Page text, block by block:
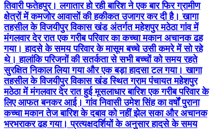
तिवारी फतेहपुर। लगातार हो रही बारिश ने एक बार फिर ग्रामीण
क्षेत्रों में कमजोर आवासों की हकीकत उजागर कर दी है। खागा
तहसील के विजयीपुर विकास खंड अंतर्गत महेशपुर मठेठा गांव में
मंगलवार देर रात एक गरीब परिवार का कच्चा मकान अचानक ढह
गया। हादसे के समय परिवार के मासूम बच्चे उसी कमरे में सो रहे
थे। हालांकि परिजनों की सतर्कता से सभी बच्चों को समय रहते
सुरक्षित निकाल लिया गया और एक बड़ा हादसा टल गया। खागा
तहसील के विजयीपुर विकास खंड स्थित ग्राम पंचायत महेशपुर
मठेठा में मंगलवार देर रात हुई मूसलाधार बारिश एक गरीब परिवार के
लिए आफत बनकर आई। गांव निवासी उमेश सिंह का वर्षों पुराना
कच्चा मकान तेज बारिश के दबाव को नहीं झेल सका और अचानक
भरभराकर ढह गया। प्रत्यक्षदर्शियों के अनुसार हादसे के समय